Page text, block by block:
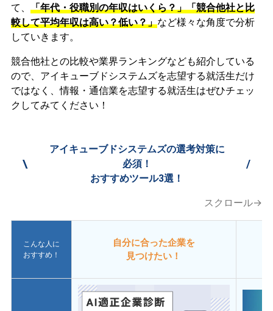
て、 「年代・役職別の年収はいくら？」「競合他社と比
較して平均年収は高い？低い？」など様々な角度で分析
していきます。
競合他社との比較や業界ランキングなども紹介している
ので、アイキューブドシステムズを志望する就活生だけ
ではなく、情報・通信業を志望する就活生はぜひチェッ
クしてみてください！
\
アイキューブドシステムズの選考対策に
必須！
おすすめツール3選！
/
スクロール→
こんな人に
おすすめ！
自分に合った企業を
見つけたい！